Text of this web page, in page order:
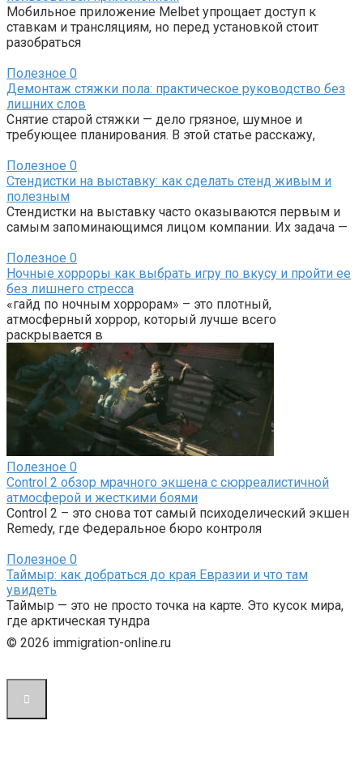
Мобильное приложение Melbet упрощает доступ к
ставкам и трансляциям, но перед установкой стоит
разобраться
Полезное 0
Демонтаж стяжки пола: практическое руководство без
лишних слов
Снятие старой стяжки — дело грязное, шумное и
требующее планирования. В этой статье расскажу,
Полезное 0
Стендистки на выставку: как сделать стенд живым и
полезным
Стендистки на выставку часто оказываются первым и
самым запоминающимся лицом компании. Их задача —
Полезное 0
Ночные хорроры как выбрать игру по вкусу и пройти ее
без лишнего стресса
«гайд по ночным хоррорам» – это плотный,
атмосферный хоррор, который лучше всего
раскрывается в
Полезное 0
Control 2 обзор мрачного экшена с сюрреалистичной
атмосферой и жесткими боями
Control 2 – это снова тот самый психоделический экшен
Remedy, где Федеральное бюро контроля
Полезное 0
Таймыр: как добраться до края Евразии и что там
увидеть
Таймыр — это не просто точка на карте. Это кусок мира,
где арктическая тундра
© 2026 immigration-online.ru